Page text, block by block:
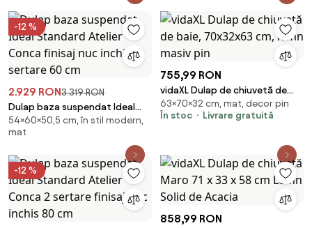
-12 %
2.929 RON3.319 RON
Dulap baza suspendat Ideal
Standard Atelier Conca finisaj
nuc inchis 2 sertare 60 cm
54×60×50,5 cm, în stil modern,
mat
755,99 RON
vidaXL Dulap de chiuvetă de
baie, 70x32x63 cm, lemn masiv
pin
63×70×32 cm, mat, decor pin
În stoc
Livrare gratuită
-12 %
858,99 RON